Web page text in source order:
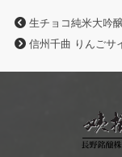
生チョコ純米大吟
信州千曲 りんごサ